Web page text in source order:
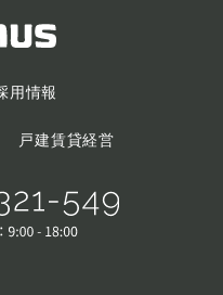
用情報
戸建賃貸経営